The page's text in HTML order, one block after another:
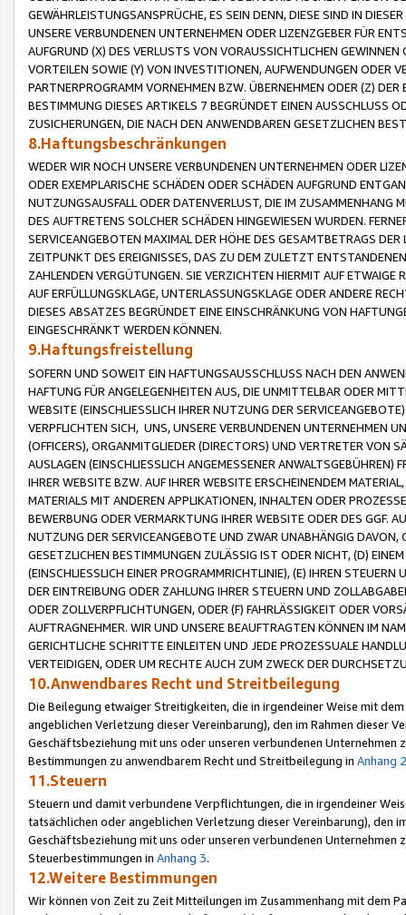
GEWÄHRLEISTUNGSANSPRÜCHE, ES SEIN DENN, DIESE SIND IN
UNSERE VERBUNDENEN UNTERNEHMEN ODER LIZENZGEBER FÜR
AUFGRUND (X) DES VERLUSTS VON VORAUSSICHTLICHEN
VORTEILEN SOWIE (Y) VON INVESTITIONEN, AUFWENDUNGEN ODER
PARTNERPROGRAMM VORNEHMEN BZW. ÜBERNEHMEN ODER (Z)
BESTIMMUNG DIESES ARTIKELS 7 BEGRÜNDET EINEN AUSSCHLUSS
ZUSICHERUNGEN, DIE NACH DEN ANWENDBAREN GESETZLICHEN
8.Haftungsbeschränkungen
WEDER WIR NOCH UNSERE VERBUNDENEN UNTERNEHMEN ODER
ODER EXEMPLARISCHE SCHÄDEN ODER SCHÄDEN AUFGRUND
NUTZUNGSAUSFALL ODER DATENVERLUST, DIE IM ZUSAMMENHANG
DES AUFTRETENS SOLCHER SCHÄDEN HINGEWIESEN WURDEN.
SERVICEANGEBOTEN MAXIMAL DER HÖHE DES GESAMTBETRAGS
ZEITPUNKT DES EREIGNISSES, DAS ZU DEM ZULETZT
ZAHLENDEN VERGÜTUNGEN. SIE VERZICHTEN HIERMIT AUF
AUF ERFÜLLUNGSKLAGE, UNTERLASSUNGSKLAGE ODER ANDERE
DIESES ABSATZES BEGRÜNDET EINE EINSCHRÄNKUNG VON
EINGESCHRÄNKT WERDEN KÖNNEN.
9.Haftungsfreistellung
SOFERN UND SOWEIT EIN HAFTUNGSAUSSCHLUSS NACH DEN
HAFTUNG FÜR ANGELEGENHEITEN AUS, DIE UNMITTELBAR ODER
WEBSITE (EINSCHLIESSLICH IHRER NUTZUNG DER
VERPFLICHTEN SICH, UNS, UNSERE VERBUNDENEN UNTERNEHMEN
(OFFICERS), ORGANMITGLIEDER (DIRECTORS) UND VERTRETER VON
AUSLAGEN (EINSCHLIESSLICH ANGEMESSENER
IHRER WEBSITE BZW. AUF IHRER WEBSITE ERSCHEINENDEM
MATERIALS MIT ANDEREN APPLIKATIONEN, INHALTEN ODER
BEWERBUNG ODER VERMARKTUNG IHRER WEBSITE ODER DES GGF.
NUTZUNG DER SERVICEANGEBOTE UND ZWAR UNABHÄNGIG
GESETZLICHEN BESTIMMUNGEN ZULÄSSIG IST ODER NICHT, (D)
(EINSCHLIESSLICH EINER PROGRAMMRICHTLINIE), (E) IHREN
DER EINTREIBUNG ODER ZAHLUNG IHRER STEUERN UND
ODER ZOLLVERPFLICHTUNGEN, ODER (F) FAHRLÄSSIGKEIT ODER
AUFTRAGNEHMER. WIR UND UNSERE BEAUFTRAGTEN KÖNNEN IM
GERICHTLICHE SCHRITTE EINLEITEN UND JEDE PROZESSUALE
VERTEIDIGEN, ODER UM RECHTE AUCH ZUM ZWECK DER
10.Anwendbares Recht und Streitbeilegung
Die Beilegung etwaiger Streitigkeiten, die in irgendeiner Weise mit
angeblichen Verletzung dieser Vereinbarung), den im Rahmen dieser
Geschäftsbeziehung mit uns oder unseren verbundenen
Bestimmungen zu anwendbarem Recht und Streitbeilegung in Anhang 2
11.Steuern
Steuern und damit verbundene Verpflichtungen, die in irgendeiner
tatsächlichen oder angeblichen Verletzung dieser Vereinbarung), den
Geschäftsbeziehung mit uns oder unseren verbundenen
Steuerbestimmungen in Anhang 3.
12.Weitere Bestimmungen
Wir können von Zeit zu Zeit Mitteilungen im Zusammenhang mit dem